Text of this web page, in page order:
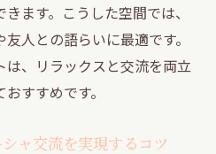
ます。こうした空間では、
人との語らいに最適です。
、リラックスと交流を両立
すすめです。
ャ交流を実現するコツ